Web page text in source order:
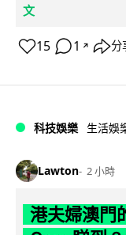
文
15 1 ↗ 分
科技娛樂 生活娛
Lawton 2 小時
港夫婦澳門